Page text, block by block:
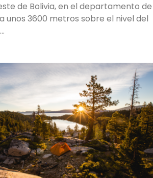
de Bolivia, en el departamento de
unos 3600 metros sobre el nivel del